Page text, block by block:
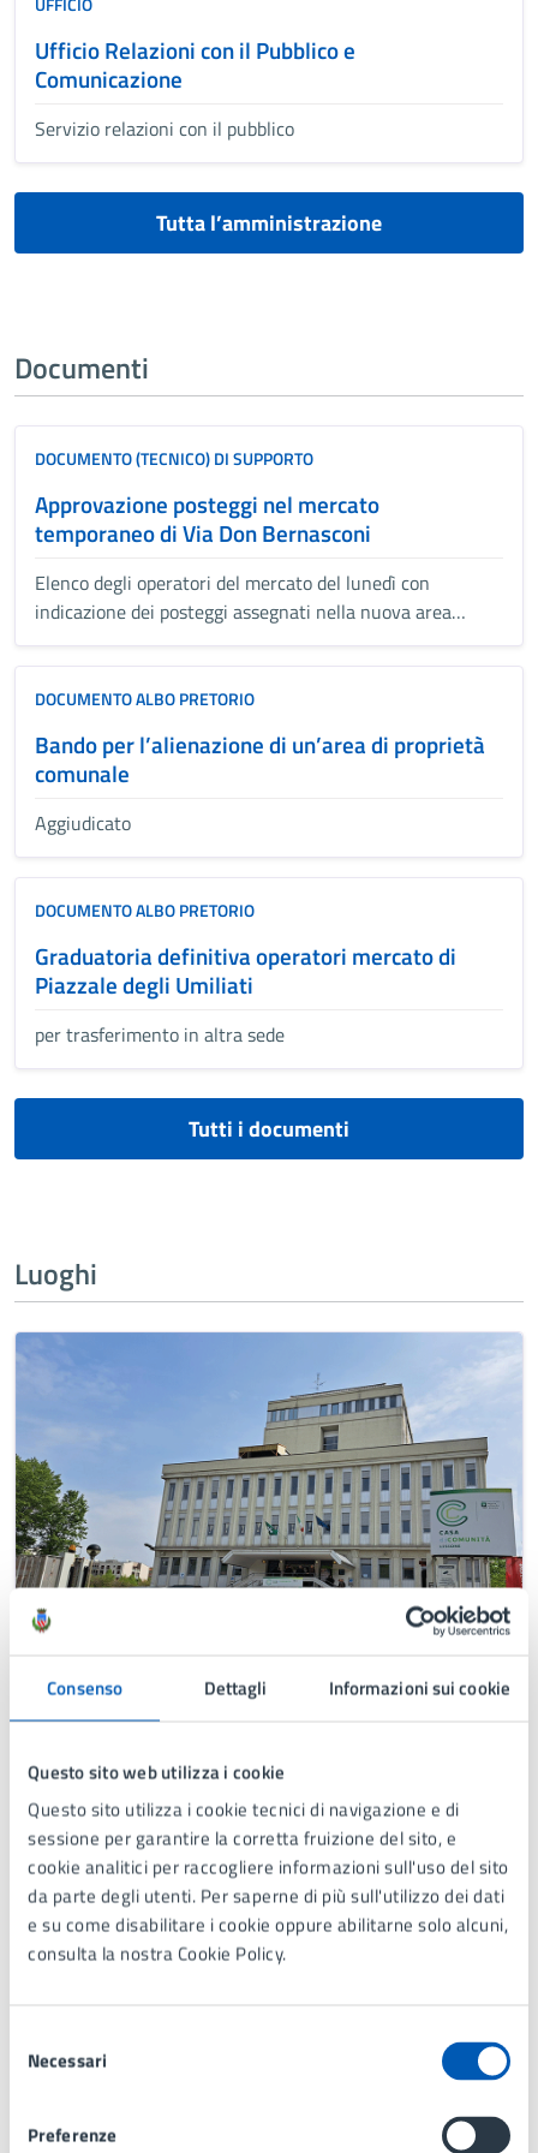
Consenso Dettagli Informazioni sui cookie
Questo sito web utilizza i cookie
Questo sito utilizza i cookie tecnici di navigazione e di
sessione per garantire la corretta fruizione del sito, e
cookie analitici per raccogliere informazioni sull'uso del sito
da parte degli utenti. Per saperne di più sull'utilizzo dei dati
e su come disabilitare i cookie oppure abilitarne solo alcuni,
consulta la nostra Cookie Policy.
delNecessari
Preferenze
Ufficio Relazioni con il Pubblico e
Comunicazione
Servizio relazioni con il pubblico
Tutta l’amministrazione
Documenti
DOCUMENTO (TECNICO) DI SUPPORTO
Approvazione posteggi nel mercato
temporaneo di Via Don Bernasconi
Elenco degli operatori del mercato del lunedì con
indicazione dei posteggi assegnati nella nuova area
temporanea di Via Don Bernasconi e limitrofe
DOCUMENTO ALBO PRETORIO
Bando per l’alienazione di un’area di proprietà
comunale
Aggiudicato
DOCUMENTO ALBO PRETORIO
Graduatoria definitiva operatori mercato di
Piazzale degli Umiliati
per trasferimento in altra sede
Tutti i documenti
Luoghi
Casa di Comunità di Lissone
supporto psicologico.
Tutti i luoghi